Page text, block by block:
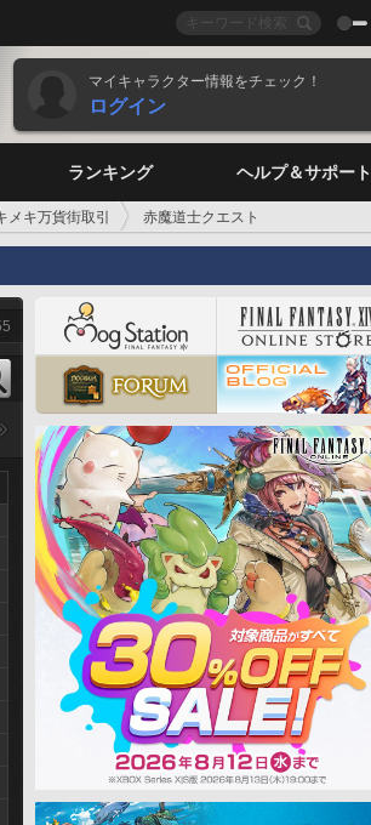
マイキャラクター情報をチェック！
ログイン
ランキング ヘルプ＆サポート
キ万貨街取引 赤魔道士クエスト